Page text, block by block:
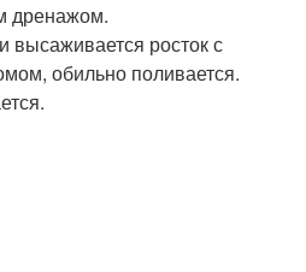
дренажом.
высаживается росток с
обильно поливается.